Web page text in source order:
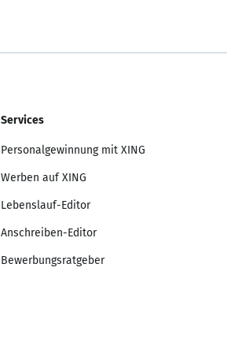
Services
Personalgewinnung mit XING
Werben auf XING
Lebenslauf-Editor
Anschreiben-Editor
Bewerbungsratgeber